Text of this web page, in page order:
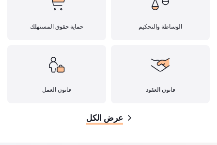
الوساطة والتحكيم حماية حقوق المستهلك
قانون العقود قانون العمل
عرض الكل